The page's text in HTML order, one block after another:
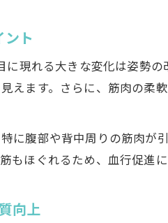
ト
現れる大きな変化は姿勢
えます。さらに、筋肉の
に腹部や背中周りの筋肉
もほぐれるため、血行促進
向上